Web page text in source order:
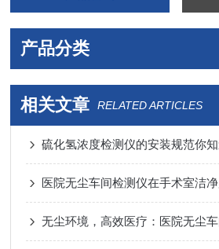
产品分类
相关文章 RELATED ARTICLES
硫化氢浓度检测仪的安装规范你
医院无尘车间检测仪在手术室洁